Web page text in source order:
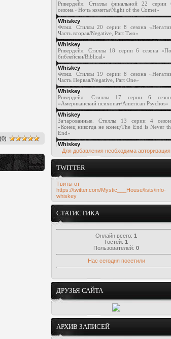
Для добавления необходима авторизация
TWITTER
Твиты от
https://twitter.com/Mystic___House/lists/info-
whiskey
СТАТИСТИКА
Онлайн всего: 1
Гостей: 1
Пользователей: 0
Нас сегодня посетили
ДРУЗЬЯ САЙТА
АРХИВ ЗАПИСЕЙ